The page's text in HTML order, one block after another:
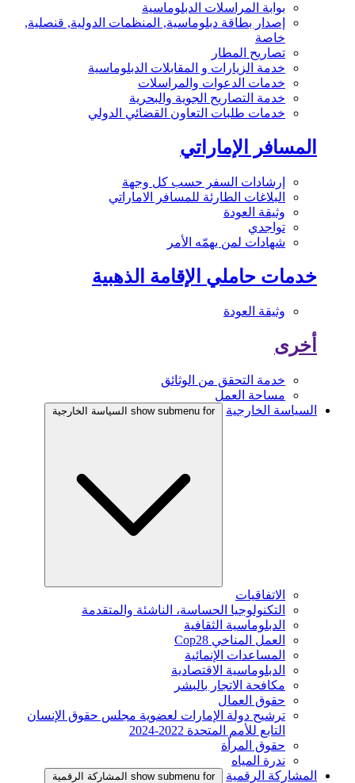
بوابة المراسلات الدبلوماسية
إصدار بطاقة دبلوماسية, المنظمات الدولية, قنصلية,
خاصة
تصاريح المطار
خدمة الزيارات و المقابلات الدبلوماسية
خدمات الدعوات والمراسلات
خدمة التصاريح الجوية والبحرية
خدمات طلبات التعاون القضائي الدولي
المسافر الإماراتي
إرشادات السفر حسب كل وجهة
البلاغات الطارئة للمسافر الاماراتي
وثيقة العودة
تواجدي
شهادات لمن يهمّه الأمر
خدمات حاملي الإقامة الذهبية
وثيقة العودة
أخرى
خدمة التحقق من الوثائق
مساحة العمل
السياسة الخارجية
show submenu for السياسة الخارجية
الاتفاقيات
التكنولوجيا الحساسة، الناشئة والمتقدمة
الدبلوماسية الثقافية
العمل المناخي Cop28
المساعدات الإنمائية
الدبلوماسية الاقتصادية
مكافحة الاتجار بالبشر
حقوق العمال
ترشيح دولة الإمارات لعضوية مجلس حقوق الإنسان
التابع للأمم المتحدة 2022-2024
حقوق المرأة
ندرة المياه
المشاركة الرقمية
show submenu for المشاركة الرقمية